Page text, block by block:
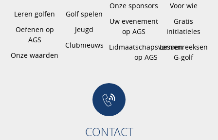
Leren golfen
Oefenen op
AGS
Onze waarden
Golf spelen
Jeugd
Clubnieuws
Onze sponsors
Uw evenement
op AGS
Lidmaatschapsvormen
op AGS
Voor wie
Gratis
initiatieles
Lessenreeksen
G-golf
CONTACT